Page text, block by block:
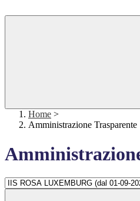
Home >
Amministrazione Trasparente